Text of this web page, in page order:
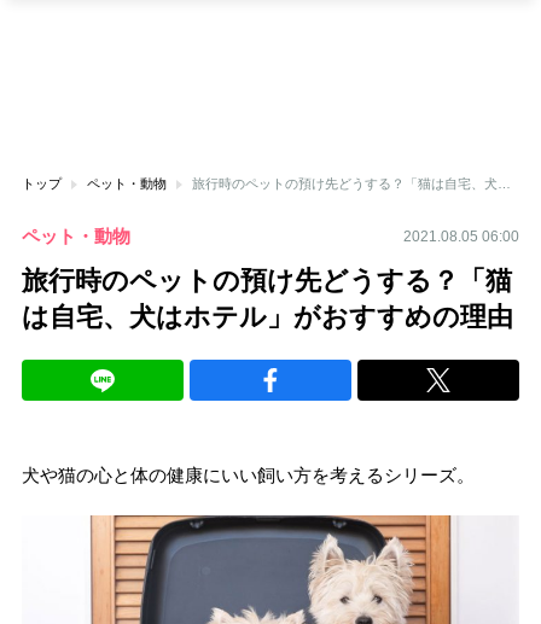
トップ ペット・動物
ペット・動物 2021.08.05 06:00
旅行時のペットの預け先どうする？「猫
は自宅、犬はホテル」がおすすめの理由
犬や猫の心と体の健康にいい飼い方を考えるシリーズ。